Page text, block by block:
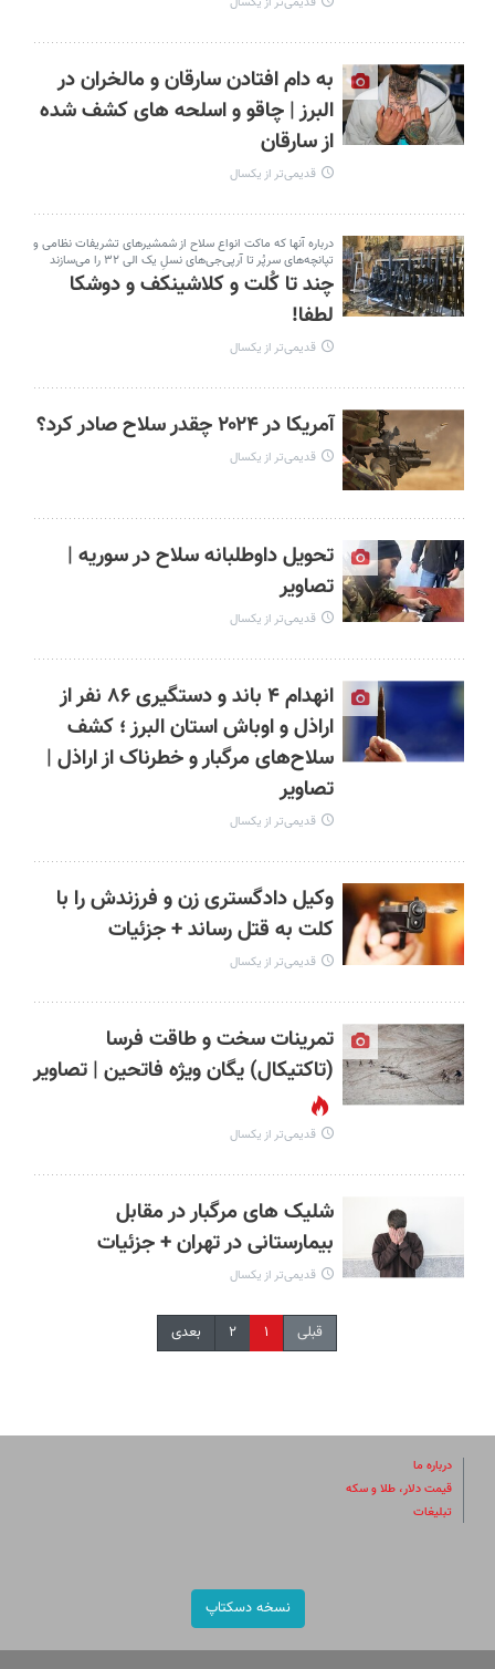
به دام افتادن سارقان و مالخران در
البرز | چاقو و اسلحه های کشف شده
از سارقان
قدیمی‌تر از یکسال
درباره آنها که ماکت انواع سلاح از شمشیرهای تشریفات نظامی و
تپانچه‌های سرپُر تا آرپی‌جی‌های نسلِ یک الی ۳۲ را می‌سازند
چند تا کُلت و کلاشینکف و دوشکا
لطفا!
قدیمی‌تر از یکسال
آمریکا در ۲۰۲۴ چقدر سلاح صادر کرد؟
قدیمی‌تر از یکسال
تحویل داوطلبانه سلاح در سوریه |
تصاویر
قدیمی‌تر از یکسال
انهدام ۴ باند و دستگیری ۸۶ نفر از
اراذل و‎ ‎اوباش استان البرز ؛ کشف
سلاح‌های مرگبار و خطرناک از اراذل |
تصاویر
قدیمی‌تر از یکسال
وکیل دادگستری زن و فرزندش را با
کلت به قتل رساند + جزئیات
قدیمی‌تر از یکسال
تمرینات سخت و طاقت فرسا
(تاکتیکال) یگان ویژه فاتحین | تصاویر
قدیمی‌تر از یکسال
شلیک های مرگبار در مقابل
بیمارستانی در تهران + جزئیات
قدیمی‌تر از یکسال
قبلی ۱ ۲ بعدی
درباره ما
قیمت دلار، طلا و سکه
تبلیغات
نسخه دسکتاپ